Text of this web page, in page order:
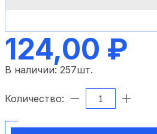
124,00 ₽
В наличии: 257шт.
Количество: